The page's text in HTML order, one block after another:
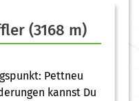
(3168 m)
Pettneu
kannst Du